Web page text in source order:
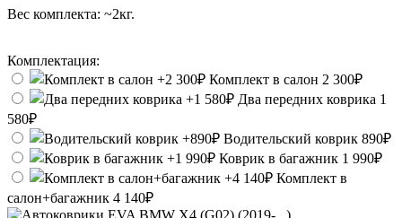
Вес комплекта: ~2кг.
Комплектация:
Комплект в салон 2 300₽
Два передних коврика 1
580₽
Водительский коврик 890₽
Коврик в багажник 1 990₽
Комплект в
салон+багажник 4 140₽